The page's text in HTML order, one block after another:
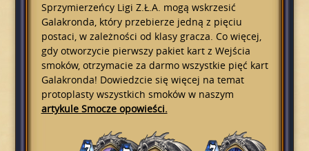
Sprzymierzeńcy Ligi Z.Ł.A. mogą wskrzesić
Galakronda, który przebierze jedną z pięciu
postaci, w zależności od klasy gracza. Co więcej,
gdy otworzycie pierwszy pakiet kart z Wejścia
smoków, otrzymacie za darmo wszystkie pięć kart
Galakronda! Dowiedzcie się więcej na temat
protoplasty wszystkich smoków w naszym
artykule Smocze opowieści.